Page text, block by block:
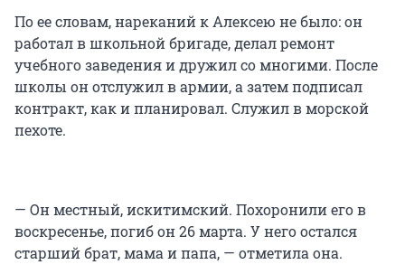
По ее словам, нареканий к Алексею не было: он
работал в школьной бригаде, делал ремонт
учебного заведения и дружил со многими. После
школы он отслужил в армии, а затем подписал
контракт, как и планировал. Служил в морской
пехоте.
— Он местный, искитимский. Похоронили его в
воскресенье, погиб он 26 марта. У него остался
старший брат, мама и папа, — отметила она.